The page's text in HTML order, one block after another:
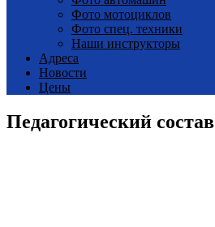
Фото мотоциклов
Фото спец. техники
Наши инструкторы
Адреса
Новости
Цены
Педагогический состав